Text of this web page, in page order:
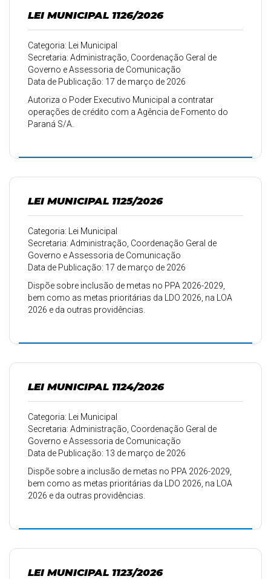
LEI MUNICIPAL 1126/2026
Categoria: Lei Municipal
Secretaria: Administração, Coordenação Geral de
Governo e Assessoria de Comunicação
Data de Publicação: 17 de março de 2026
Autoriza o Poder Executivo Municipal a contratar
operações de crédito com a Agência de Fomento do
Paraná S/A.
LEI MUNICIPAL 1125/2026
Categoria: Lei Municipal
Secretaria: Administração, Coordenação Geral de
Governo e Assessoria de Comunicação
Data de Publicação: 17 de março de 2026
Dispõe sobre inclusão de metas no PPA 2026-2029,
bem como as metas prioritárias da LDO 2026, na LOA
2026 e da outras providências.
LEI MUNICIPAL 1124/2026
Categoria: Lei Municipal
Secretaria: Administração, Coordenação Geral de
Governo e Assessoria de Comunicação
Data de Publicação: 13 de março de 2026
Dispõe sobre a inclusão de metas no PPA 2026-2029,
bem como as metas prioritárias da LDO 2026, na LOA
2026 e da outras providências.
LEI MUNICIPAL 1123/2026